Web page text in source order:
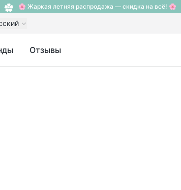
🌸 Жаркая летняя распродажа — скидка на всё! 🌸
Отзывы